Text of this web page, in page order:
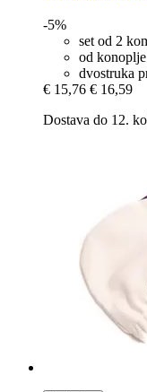
-5%
set od 2
od
dvostruka
€ 15,76 € 16,59
Dostava do 12.